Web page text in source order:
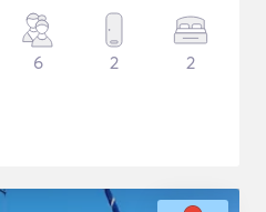
6 2 2